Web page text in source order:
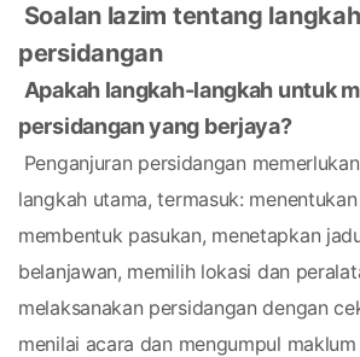
Soalan lazim tentang
persidangan
Apakah langkah-langkah untuk
persidangan yang berjaya?
langkah utama, termasuk:
membentuk pasukan, menetapkan
belanjawan, memilih lokasi dan
melaksanakan persidangan dengan
menilai acara dan mengumpul